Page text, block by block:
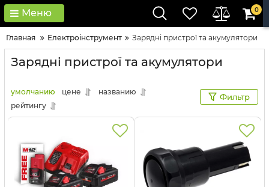
Меню 0
Главная Електроінструмент Зарядні пристрої та акумулятори
Зарядні пристрої та акумулятори
умолчанию цене
названию
рейтингу
Фильтр